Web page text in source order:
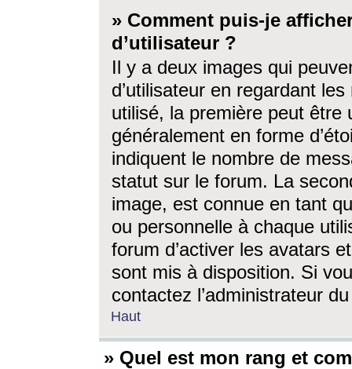
» Comment puis-je
d’utilisateur ?
Il y a deux images qui
d’utilisateur en regardant
utilisé, la première peut être
généralement en forme
indiquent le nombre de
statut sur le forum. La
image, est connue en tant
ou personnelle à chaque
forum d’activer les avatars
sont mis à disposition. Si
contactez l’administrateur
Haut
» Quel est mon rang et